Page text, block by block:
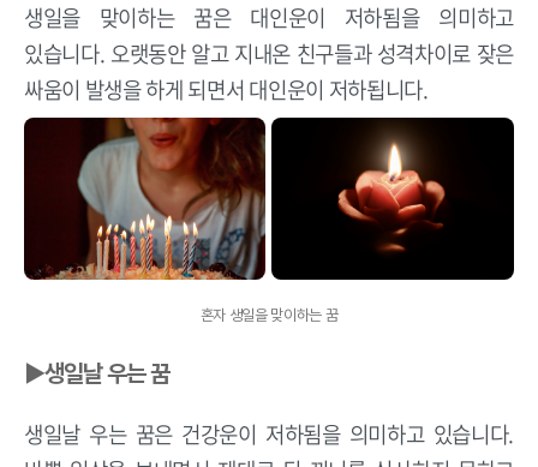
생일을 맞이하는 꿈은 대인운이 저하됨을 의미하고
있습니다. 오랫동안 알고 지내온 친구들과 성격차이로 잦은
싸움이 발생을 하게 되면서 대인운이 저하됩니다.
혼자 생일을 맞이하는 꿈
▶생일날 우는 꿈
생일날 우는 꿈은 건강운이 저하됨을 의미하고 있습니다.